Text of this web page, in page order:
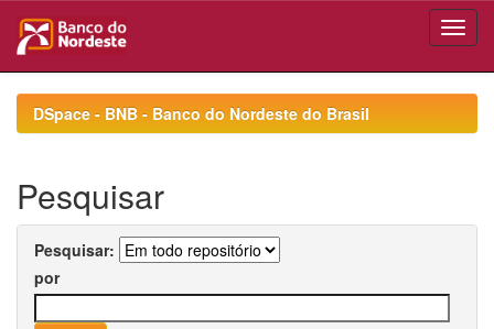
navigationDSpace - BNB - Banco do Nordeste do Brasil
Pesquisar
Pesquisar:
por